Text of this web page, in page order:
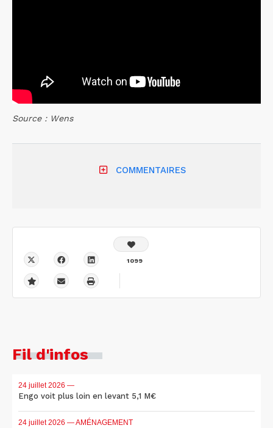
Source : Wens
COMMENTAIRES
1099
Fil d'infos
24 juillet 2026 —
Engo voit plus loin en levant 5,1 M€
24 juillet 2026 — AMÉNAGEMENT